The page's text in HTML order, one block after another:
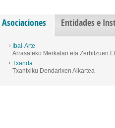
Asociaciones (active tab)
Entidades e
Ibai-Arte
Arrasateko Merkatari eta Zerbitzuen
Txanda
Txantxiku Dendarixen Alkartea